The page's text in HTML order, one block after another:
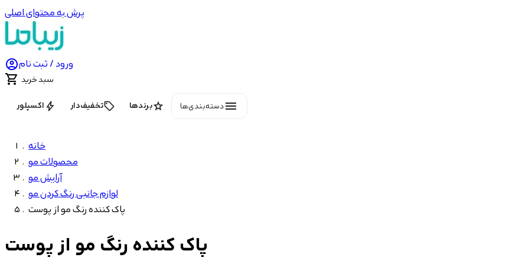
پرش به محتوای اصلی
ورود / ثبت نام
 سبد خرید
menuدسته‌بندی‌ها starبرندها local_offerتخفیف‌دار boltاکسپلور
خانه
محصولات مو
آرایش مو
لوازم جانبی رنگ کردن مو
پاک کننده رنگ مو از پوست
پاک کننده رنگ مو از پوست